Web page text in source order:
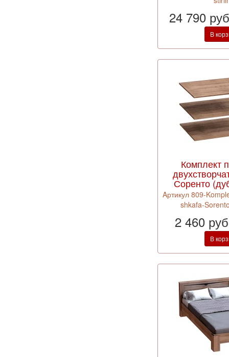
24 790
В
Комплект
Соренто
Aртикул 809-
shkafa-
2 460
В